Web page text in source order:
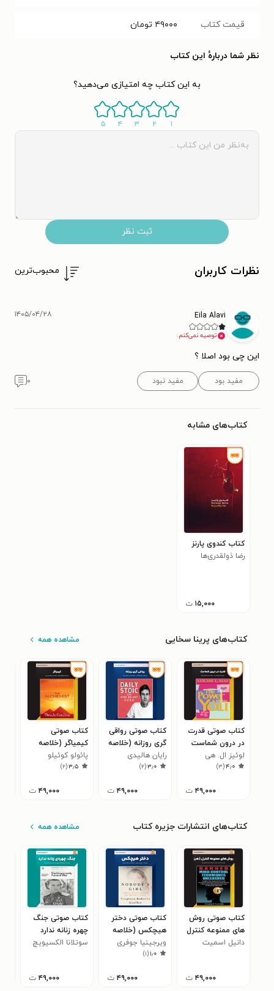
قیمت کتاب ۴۹۰۰۰ تومان
نظر شما دربارهٔ این کتاب
به این کتاب چه امتیازی می‌دهید؟
۱ ۲ ۳ ۴ ۵
ثبت نظر
نظرات کاربران محبوب‌ترین
Eila Alavi
توصیه نمی‌کنم.
۱۴۰۵/۰۴/۲۸
این چی بود اصلا ؟
مفید بود مفید نبود ۰
کتاب‌های مشابه
کتاب کندوی پارنز
رضا ذولقدری‌ها
۱۵,۰۰۰ ت
کتاب‌های پرینا سخایی مشاهده همه
کتاب صوتی قدرت
در درون شماست
(خلاصه کتاب)
لوئیز ال. هی
۴٫۰(۳)
۴۹,۰۰۰ ت
کتاب صوتی رواقی
گری روزانه (خلاصه
کتاب)
رایان هالیدی
۳٫۰(۲)
۴۹,۰۰۰ ت
کتاب صوتی
کیمیاگر (خلاصه
کتاب)
پائولو کوئیلو
۳٫۵(۲)
۴۹,۰۰۰ ت
کتاب‌های انتشارات جزیره کتاب مشاهده همه
های ممنوعه کنترل
ذهن (خلاصه کتاب)
دانیل اسمیت
۴۹,۰۰۰ ت
کتاب صوتی دختر
هیچکس (خلاصه
کتاب)
ویرجینیا جوفری
۱٫۰(۱)
۴۹,۰۰۰ ت
کتاب صوتی جنگ
چهره‌ زنانه ندارد
(خلاصه کتاب)
سوتلانا الکسیویچ
۴۹,۰۰۰ ت